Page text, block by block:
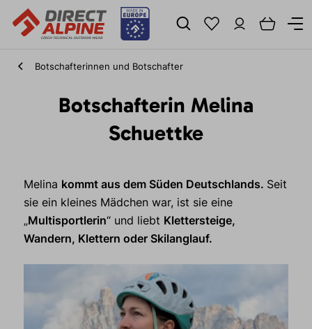
Botschafterinnen und Botschafter
Botschafterin Melina
Schuettke
Melina kommt aus dem Süden Deutschlands. Seit
sie ein kleines Mädchen war, ist sie eine
„Multisportlerin“ und liebt Klettersteige,
Wandern, Klettern oder Skilanglauf.